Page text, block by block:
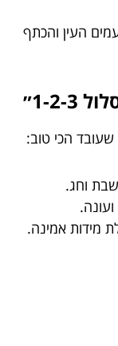
העין והכתף
2-3״
הכי טוב:
שבת וחג.
מידות אמינה.